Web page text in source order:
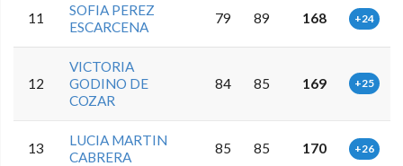
11
SOFIA PEREZ
ESCARCENA
79 89 168 +24
12
VICTORIA
GODINO DE
COZAR
84 85 169 +25
13
LUCIA MARTIN
CABRERA
85 85 170 +26